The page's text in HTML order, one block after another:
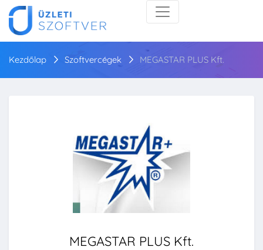
Kezdőlap Szoftvercégek MEGASTAR PLUS Kft.
MEGASTAR PLUS Kft.